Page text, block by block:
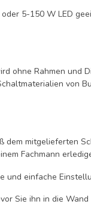
5-150 W LED
ohne Rahmen und
von
dem mitgelieferten
Fachmann
und einfache
Sie ihn in die